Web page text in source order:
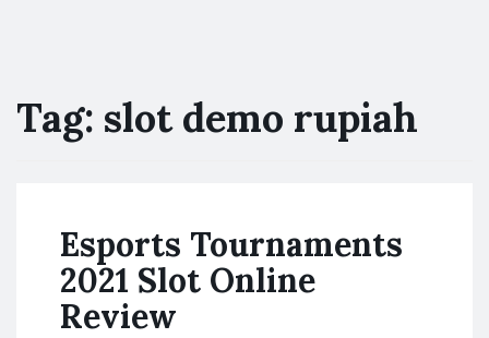
Tag: slot demo rupiah
Esports Tournaments
2021 Slot Online
Review